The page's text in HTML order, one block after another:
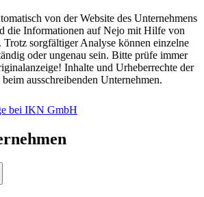
von der Website des Unternehmens
die Informationen auf Nejo mit Hilfe von
sorgfältiger Analyse können einzelne
oder ungenau sein. Bitte prüfe immer
Inhalte und Urheberrechte der
ausschreibenden Unternehmen.
bei IKN GmbH